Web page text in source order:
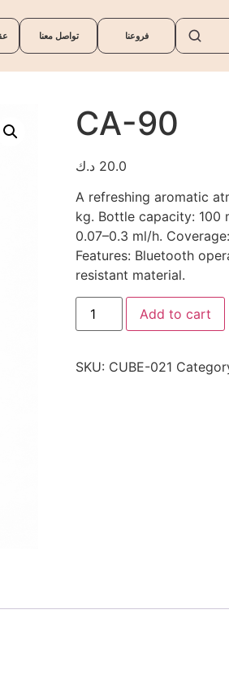
تواصل معنا فروعنا
CA-90
20.0 د.ك
A refreshing aromatic
kg. Bottle capacity: 100
0.07–0.3 ml/h.
Features: Bluetooth
resistant material.
Add to cart
SKU: CUBE-021